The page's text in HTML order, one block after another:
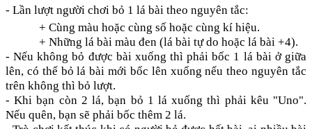
- Lần lượt người chơi bỏ 1 lá bài theo nguyên tắc:
+ Cùng màu hoặc cùng số hoặc cùng kí hiệu.
+ Những lá bài màu đen (lá bài tự do hoặc lá bài +4).
- Nếu không bỏ được bài xuống thì phải bốc 1 lá bài ở giữa
lên, có thể bỏ lá bài mới bốc lên xuống nếu theo nguyên tắc
trên không thì bỏ lượt.
- Khi bạn còn 2 lá, bạn bỏ 1 lá xuống thì phải kêu "Uno".
Nếu quên, bạn sẽ phải bốc thêm 2 lá.